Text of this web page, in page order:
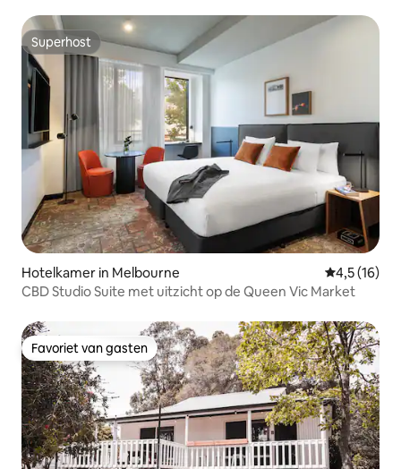
Superhost
Superhost
Hotelkamer in Melbourne
4,5 (16)
CBD Studio Suite met uitzicht op de Queen Vic Market
Favoriet van gasten
Favoriet van gasten